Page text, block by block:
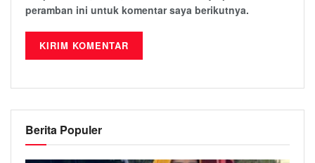
peramban ini untuk komentar saya berikutnya.
Berita Populer